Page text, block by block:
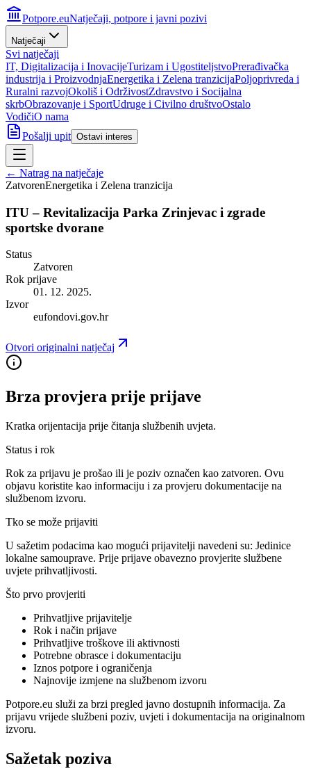
Potpore.euNatječaji, potpore i javni pozivi
Natječaji
Svi natječaji
IT, Digitalizacija i InovacijeTurizam i UgostiteljstvoPrerađivačka
industrija i ProizvodnjaEnergetika i Zelena tranzicijaPoljoprivreda i
Ruralni razvojOkoliš i OdrživostZdravstvo i Socijalna
skrbObrazovanje i SportUdruge i Civilno društvoOstalo
VodičiO nama
Pošalji upit Ostavi interes
← Natrag na natječaje
ZatvorenEnergetika i Zelena tranzicija
ITU – Revitalizacija Parka Zrinjevac i zgrade
sportske dvorane
Status
Zatvoren
Rok prijave
01. 12. 2025.
Izvor
eufondovi.gov.hr
Otvori originalni natječaj
Brza provjera prije prijave
Kratka orijentacija prije čitanja službenih uvjeta.
Status i rok
Rok za prijavu je prošao ili je poziv označen kao zatvoren. Ovu
objavu koristite kao informaciju i za provjeru dokumentacije na
službenom izvoru.
Tko se može prijaviti
U sažetim podacima kao mogući prijavitelji navedeni su: Jedinice
lokalne samouprave. Prije prijave obavezno provjerite službene
uvjete prihvatljivosti.
Što prvo provjeriti
Prihvatljive prijavitelje
Rok i način prijave
Prihvatljive troškove ili aktivnosti
Potrebne obrasce i dokumentaciju
Iznos potpore i ograničenja
Najnovije izmjene na službenom izvoru
Potpore.eu služi za brzi pregled javno dostupnih informacija. Za
prijavu vrijede službeni poziv, uvjeti i dokumentacija na originalnom
izvoru.
Sažetak poziva